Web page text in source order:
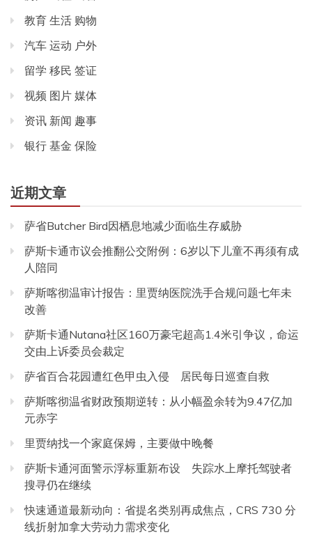
教育 生活 购物
汽车 运动 户外
留学 移民 签证
视频 图片 媒体
资讯 新闻 趣事
银行 基金 保险
近期文章
萨省Butcher Bird因栖息地减少面临生存威胁
萨斯卡通市议会推翻公交附例：6岁以下儿童不再须有成
人陪同
萨斯喀彻温审计报告：里贾纳医院洗手合规问题七年未
改善
萨斯卡通Nutana社区160万豪宅超高1.4米引争议，命运
交由上诉委员会裁定
萨省百合花园遭红色甲虫入侵 居民每日巡查自救
萨斯喀彻温省财政预期逆转：从小幅盈余转为9.47亿加
元赤字
里贾纳找一个家庭保姆，主要做中晚餐
萨斯卡通河面警示浮标重新布设 失踪水上摩托驾驶者
搜寻仍在继续
快速通道最新动向：省提名类别再成焦点，CRS 730 分
线折射加拿大劳动力需求变化